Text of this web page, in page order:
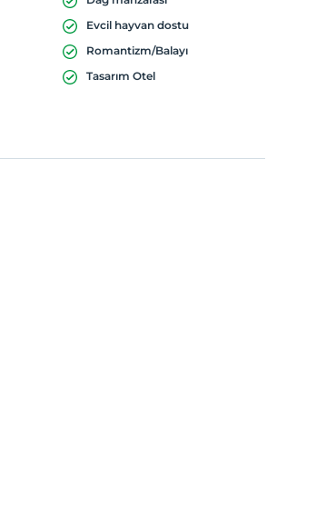
Evcil hayvan dostu
Romantizm/Balayı
Tasarım Otel